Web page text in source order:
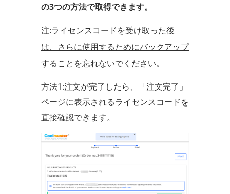
の3つの方法で取得できます。
注:ライセンスコードを受け取った後
は、さらに使用するためにバックアップ
することを忘れないでください。
方法1:注文が完了したら、「注文完了」
ページに表示されるライセンスコードを
直接確認できます。